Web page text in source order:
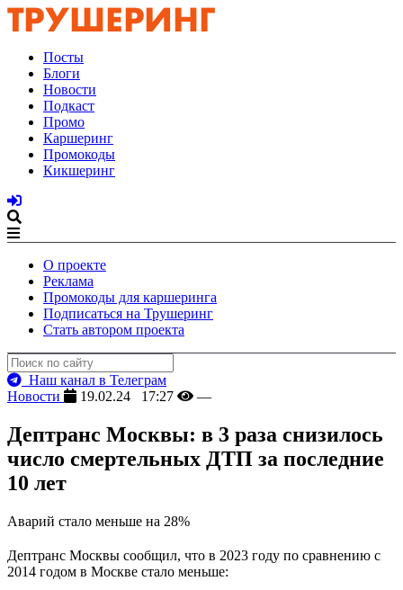
Посты
Блоги
Новости
Подкаст
Промо
Каршеринг
Промокоды
Кикшеринг
О проекте
Реклама
Промокоды для каршеринга
Подписаться на Трушеринг
Стать автором проекта
Наш канал в Телеграм
Новости
19.02.24 17:27 —
Дептранс Москвы: в 3 раза снизилось
число смертельных ДТП за последние
10 лет
Аварий стало меньше на 28%
Дептранс Москвы сообщил, что в 2023 году по сравнению с
2014 годом в Москве стало меньше: